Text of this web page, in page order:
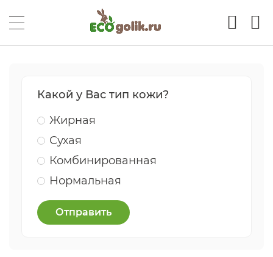
Какой у Вас тип кожи?
Жирная
Сухая
Комбинированная
Нормальная
Отправить